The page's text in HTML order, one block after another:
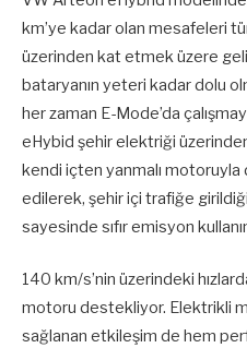
km’ye kadar olan mesafeleri
üzerinden kat etmek üzere
bataryanın yeteri kadar dolu
her zaman E-Mode’da
eHybid şehir elektriği
kendi içten yanmalı
edilerek, şehir içi trafiğe
sayesinde sıfır emisyon
140 km/s’nin üzerindeki
motoru destekliyor. Elektrikli
sağlanan etkileşim de hem